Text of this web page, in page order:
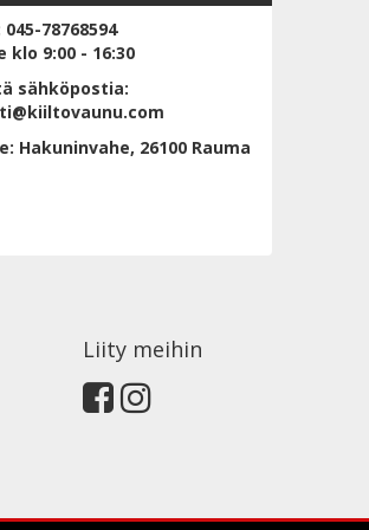
78768594
klo 9:00 - 16:30
sähköpostia:
Hakuninvahe, 26100 Rauma
Liity meihin